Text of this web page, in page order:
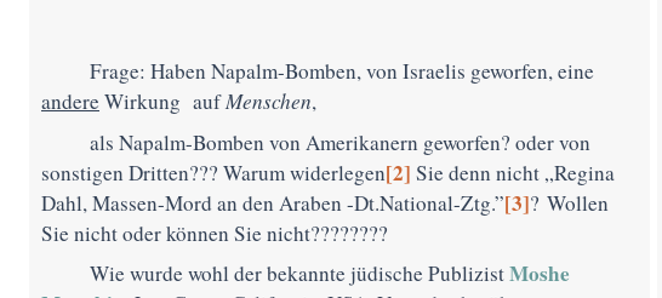
Frage: Haben Napalm-Bomben, von Israelis geworfen, eine
andere Wirkung aufMenschen,
als Napalm-Bomben von Amerikanern geworfen? oder von
sonstigen Dritten??? Warum widerlegen[2] Sie denn nicht „Regina
Dahl, Massen-Mord an den Araben -Dt.National-Ztg.”[3]? Wollen
Sie nicht oder können Sie nicht????????
Wie wurde wohl der bekannte jüdische PublizistMoshe